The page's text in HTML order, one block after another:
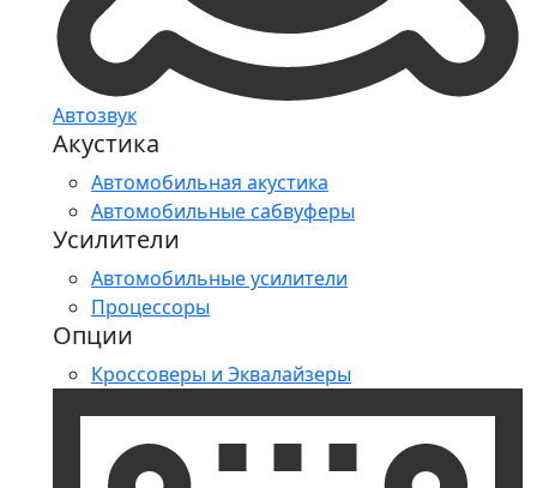
Автозвук
Акустика
Автомобильная акустика
Автомобильные сабвуферы
Усилители
Автомобильные усилители
Процессоры
Опции
Кроссоверы и Эквалайзеры